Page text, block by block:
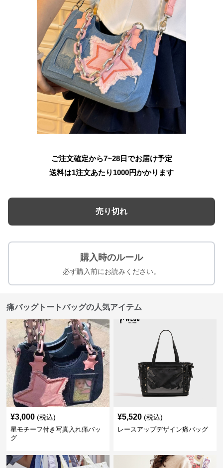
ご注文確定から7~28日でお届け予定
送料は1注文あたり 1000円かかります
売り切れ
購入時のルール
必ず購入前にお読みください。
痛バッグトートバッグの人気アイテム
¥3,000 (税込)
星モチーフ付き写真入れ痛バッ
グ
¥5,520 (税込)
レースアップデザイン痛バッグ